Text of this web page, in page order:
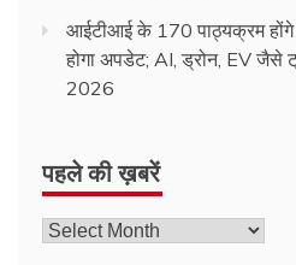
आईटीआई के 170 पाठ्यक्रम
होगा अपडेट; AI, ड्रोन, EV जैसे
2026
पहले की ख़बरें